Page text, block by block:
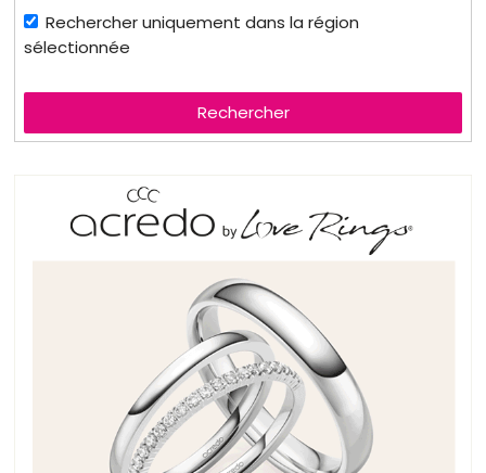
Rechercher uniquement dans la région
sélectionnée
Rechercher